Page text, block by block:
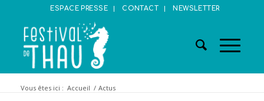
ESPACE PRESSE CONTACT NEWSLETTER
Vous êtes ici : Accueil / Actus